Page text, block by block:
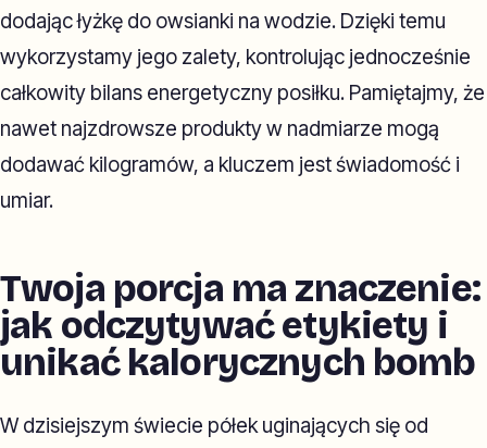
dodając łyżkę do owsianki na wodzie. Dzięki temu
wykorzystamy jego zalety, kontrolując jednocześnie
całkowity bilans energetyczny posiłku. Pamiętajmy, że
nawet najzdrowsze produkty w nadmiarze mogą
dodawać kilogramów, a kluczem jest świadomość i
umiar.
Twoja porcja ma znaczenie:
jak odczytywać etykiety i
unikać kalorycznych bomb
W dzisiejszym świecie półek uginających się od